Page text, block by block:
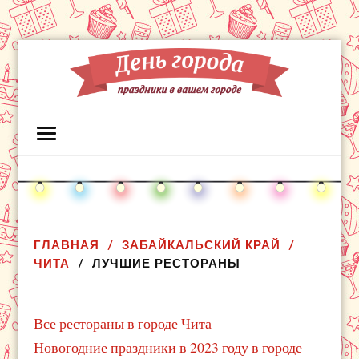
ГЛАВНАЯ
ЗАБАЙКАЛЬСКИЙ КРАЙ
ЧИТА
ЛУЧШИЕ РЕСТОРАНЫ
Все рестораны в городе Чита
Новогодние праздники в 2023 году в городе